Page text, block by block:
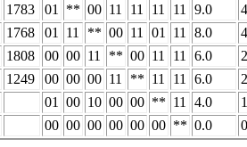
1783 01 ** 00 11 11 11 11 9.0
1768 01 11 ** 00 11 01 11 8.0
1808 00 00 11 ** 00 11 11 6.0
1249 00 00 00 11 ** 11 11 6.0
01 00 10 00 00 ** 11 4.0
00 00 00 00 00 00 ** 0.0